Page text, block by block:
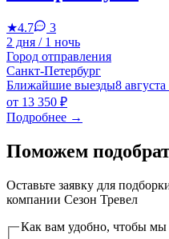
★4.7
3
2 дня / 1 ночь
Город отправления
Санкт-Петербург
Ближайшие выезды8 августа
от 13 350 ₽
Подробнее →
Поможем
Оставьте заявку для
компании Сезон Тревел
Как вам удобно, чтобы мы